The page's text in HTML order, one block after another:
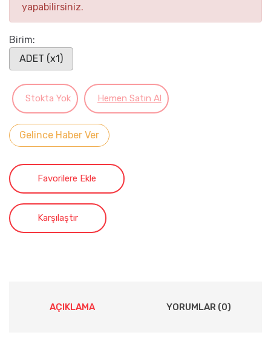
yapabilirsiniz.
Birim:
ADET (x1)
Stokta Yok Hemen Satın Al
Gelince Haber Ver
Favorilere Ekle
Karşılaştır
AÇIKLAMA YORUMLAR (0)